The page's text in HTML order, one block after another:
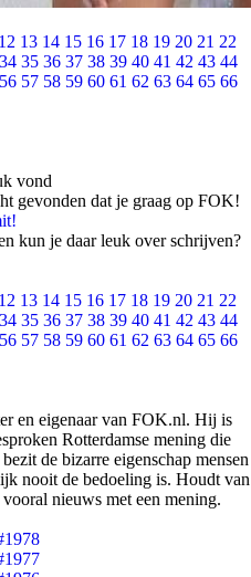
12 13 14 15 16 17 18 19 20 21 22
34 35 36 37 38 39 40 41 42 43 44
56 57 58 59 60 61 62 63 64 65 66
vond
gevonden dat je graag op FOK!
kun je daar leuk over schrijven?
12 13 14 15 16 17 18 19 20 21 22
34 35 36 37 38 39 40 41 42 43 44
56 57 58 59 60 61 62 63 64 65 66
en eigenaar van FOK.nl. Hij is
Rotterdamse mening die
de bizarre eigenschap mensen
nooit de bedoeling is. Houdt van
nieuws met een mening.